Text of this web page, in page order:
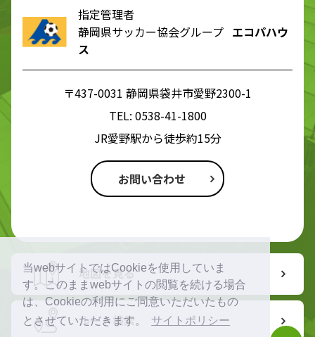
当webサイトではCookieを使用していま
す。このままwebサイトの閲覧を続ける場合
は、Cookieの利用にご同意いただいたもの
とさせていただきます。
サイトポリシー
指定管理者
静岡県サッカー協会グループ エコパハウ
ス
〒437-0031 静岡県袋井市愛野2300-1
TEL: 0538-41-1800
JR愛野駅から徒歩約15分
お問い合わせ
地図を見る
ルート検索